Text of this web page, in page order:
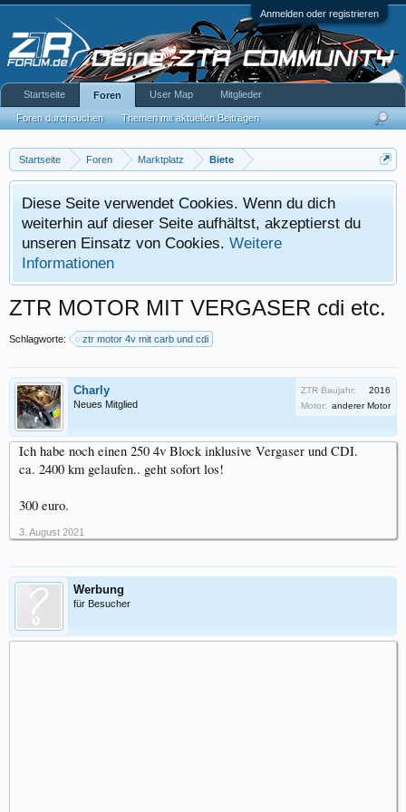
Anmelden oder registrieren
Startseite Foren Marktplatz Biete
Diese Seite verwendet Cookies. Wenn du dich
weiterhin auf dieser Seite aufhältst, akzeptierst du
unseren Einsatz von Cookies. Weitere
Informationen
ZTR MOTOR MIT VERGASER cdi etc.
Schlagworte: ztr motor 4v mit carb und cdi
Charly
Neues Mitglied
ZTR Baujahr:
2016
Motor: anderer Motor
Ich habe noch einen 250 4v Block inklusive Vergaser und CDI.
ca. 2400 km gelaufen.. geht sofort los!
300 euro.
3. August 2021
Werbung
für Besucher
Startseite Foren
Foren durchsuchen Themen mit aktuellen Beiträgen
User Map Mitglieder